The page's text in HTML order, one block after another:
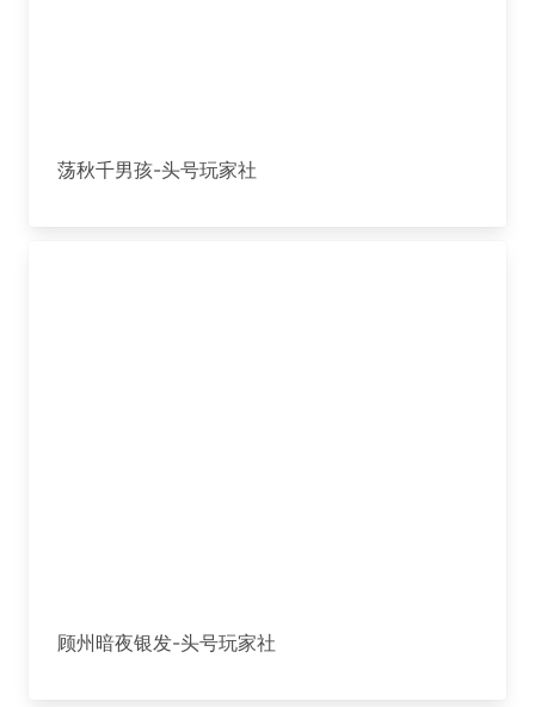
荡秋千男孩-头号玩家社
顾州暗夜银发-头号玩家社